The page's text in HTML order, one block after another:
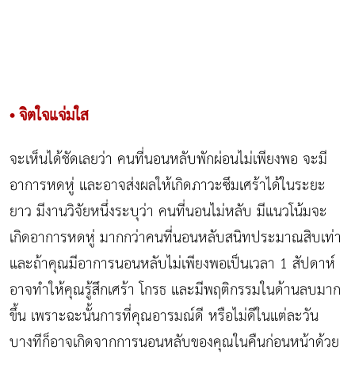
• จิตใจแจ่มใส
จะเห็นได้ชัดเลยว่า คนที่นอนหลับพักผ่อนไม่เพียงพอ จะมี
อาการหดหู่ และอาจส่งผลให้เกิดภาวะซึมเศร้าได้ในระยะ
ยาว มีงานวิจัยหนึ่งระบุว่า คนที่นอนไม่หลับ มีแนวโน้มจะ
เกิดอาการหดหู่ มากกว่าคนที่นอนหลับสนิทประมาณสิบเท่า
และถ้าคุณมีอาการนอนหลับไม่เพียงพอเป็นเวลา 1 สัปดาห์
อาจทำให้คุณรู้สึกเศร้า โกรธ และมีพฤติกรรมในด้านลบมาก
ขึ้น เพราะฉะนั้นการที่คุณอารมณ์ดี หรือไม่ดีในแต่ละวัน
บางทีก็อาจเกิดจากการนอนหลับของคุณในคืนก่อนหน้าด้วย